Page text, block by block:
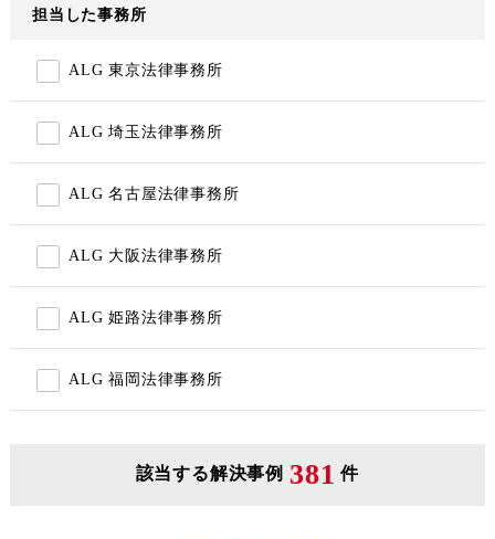
担当した事務所
ALG 東京法律事務所
ALG 埼玉法律事務所
ALG 名古屋法律事務所
ALG 大阪法律事務所
ALG 姫路法律事務所
ALG 福岡法律事務所
該当する解決事例 381 件